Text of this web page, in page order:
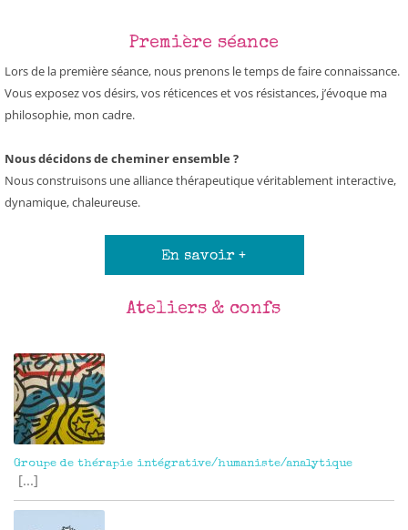
Première séance
Lors de la première séance, nous prenons le temps de faire connaissance.
Vous exposez vos désirs, vos réticences et vos résistances, j’évoque ma
philosophie, mon cadre.
Nous décidons de cheminer ensemble ?
Nous construisons une alliance thérapeutique véritablement interactive,
dynamique, chaleureuse.
En savoir +
Ateliers & confs
Groupe de thérapie intégrative/humaniste/analytique
[...]